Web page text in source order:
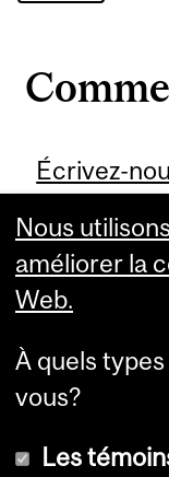
Écrivez-
and
University
Faculté
Nous
améliorer la
Web.
À quels
vous?
Les